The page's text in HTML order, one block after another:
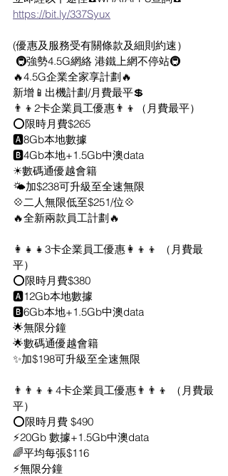
https://bit.ly/337Syux
(優惠及服務受有關條款及細則約速）
🚇強勢4.5G網絡 港鐵上網不停站🚇
🔥4.5G企業全家享計劃🔥
新增📱出機計劃/月費最平💲
👨‍👦2卡企業員工優惠👨‍👦（月費最平）
⭕限時月費$265
🅰️8Gb本地數據
🅱️4Gb本地+1.5Gb中澳data
☀數碼通優越會籍
🌤加$238可升級至全速無限
💠二人無限低至$251/位💠
🔥全新兩款員工計劃🔥
👩‍👧‍👧3卡企業員工優惠👩‍👦‍👦 （月費最
平）
⭕限時月費$380
🅰️12Gb本地數據
🅱️6Gb本地+1.5Gb中澳data
🌟無限分鐘
🌟數碼通優越會籍
✨加$198可升級至全速無限
👨‍👨‍👦‍👦4卡企業員工優惠👨‍👨‍👦‍ （月費最
平）
⭕限時月費 $490
⚡20Gb 數據+1.5Gb中澳data
🌈平均每張$116
⚡無限分鐘